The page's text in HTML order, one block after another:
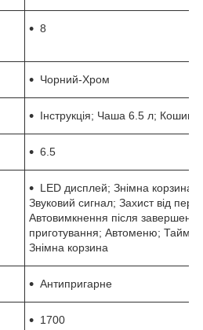
8
Чорний-Хром
Інструкція; Чаша 6.5 л; Кошик
6.5
LED дисплей; Знімна корзина;
Звуковий сигнал; Захист від
Автовимкнення після
приготування; Автоменю;
Знімна корзина
Антипригарне
1700